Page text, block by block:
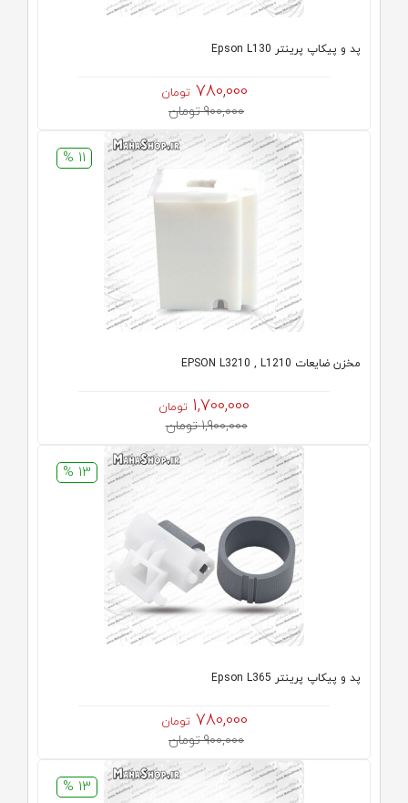
پد و پیکاپ پرینتر Epson L130
780,000 تومان
900,000 تومان
11 %
مخزن ضایعات EPSON L3210 , L1210
1,700,000 تومان
1,900,000 تومان
13 %
پد و پیکاپ پرینتر Epson L365
780,000 تومان
900,000 تومان
13 %